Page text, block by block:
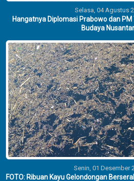
Selasa, 04 Agustus
Hangatnya Diplomasi Prabowo dan
Budaya
Senin, 01 Desember
FOTO: Ribuan Kayu Gelondongan